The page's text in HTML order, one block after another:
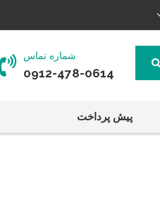
شماره تماس
0912-478-0614
پیش پرداخت